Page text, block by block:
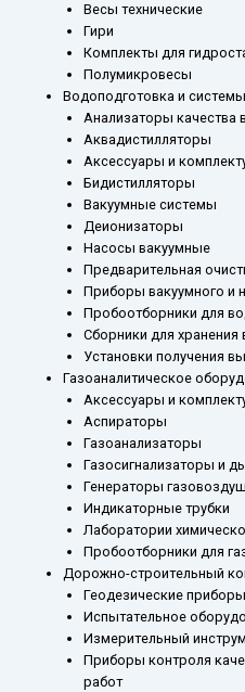
Весы технические
Гири
Комплекты для
Полумикровесы
Водоподготовка и
Анализаторы качества
Аквадистилляторы
Аксессуары и
Бидистилляторы
Вакуумные системы
Деионизаторы
Насосы вакуумные
Предварительная
Приборы вакуумного и
Пробоотборники для
Сборники для хранения
Установки получения
Газоаналитическое
Аксессуары и
Аспираторы
Газоанализаторы
Газосигнализаторы и
Генераторы
Индикаторные трубки
Лаборатории
Пробоотборники для
Дорожно-строительный
Геодезические приборы
Испытательное
Измерительный
Приборы контроля
работ